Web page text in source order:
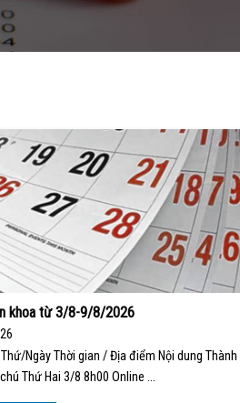
khoa từ 3/8-9/8/2026
Ngày Thời gian / Địa điểm Nội dung Thành
Thứ Hai 3/8 8h00 Online …